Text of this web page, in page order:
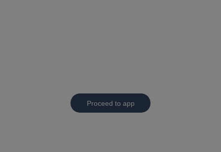
Proceed to app